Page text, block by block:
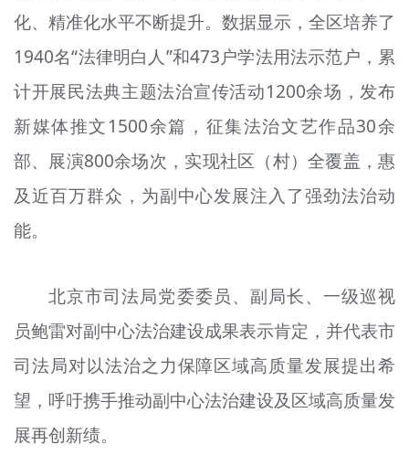
化、精准化水平不断提升。数据显示，全区培养了
1940名“法律明白人”和473户学法用法示范户，累
计开展民法典主题法治宣传活动1200余场，发布
新媒体推文1500余篇，征集法治文艺作品30余
部、展演800余场次，实现社区（村）全覆盖，惠
及近百万群众，为副中心发展注入了强劲法治动
能。
北京市司法局党委委员、副局长、一级巡视
员鲍雷对副中心法治建设成果表示肯定，并代表市
司法局对以法治之力保障区域高质量发展提出希
望，呼吁携手推动副中心法治建设及区域高质量发
展再创新绩。